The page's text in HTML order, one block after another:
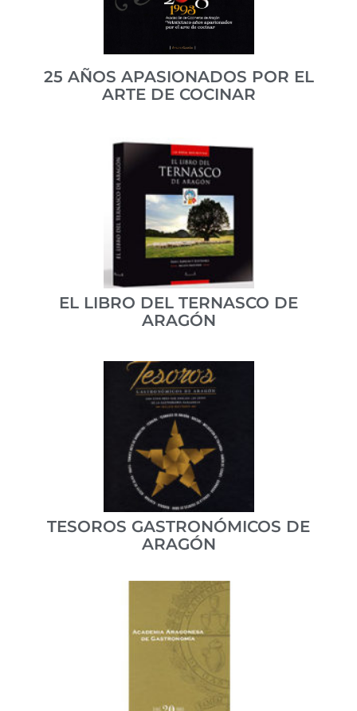
Aragón vinculadas a la gastronomía.
VER PUBLICACIÓN
25 AÑOS APASIONADOS POR EL
ARTE DE COCINAR
Publicado en 2019 con motivo del 25 aniversario de la
Asociación de Cocineros de Aragón.
ISBN 978-84-8380-374-5
VER PUBLICACIÓN
EL LIBRO DEL TERNASCO DE
ARAGÓN
Un libro para descubrir el Ternasco de Aragón,
pasando por la historia, sabiduría popular,
legislación...
ISBN 978-84-940838-0-8
VER PUBLICACIÓN
TESOROS GASTRONÓMICOS DE
ARAGÓN
Obra que analiza los doce productos más
importantes de la gastronomía de la Comunidad
Autónoma Aragonesa...
ISBN 978-84-940838-1-5